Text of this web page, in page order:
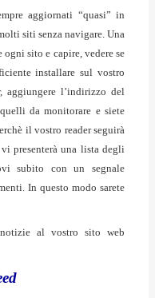
aggiornati “quasi” in
siti senza navigare. Una
sito e capire, vedere se
installare sul vostro
aggiungere l’indirizzo del
da monitorare e siete
il vostro reader seguirà
presenterà una lista degli
subito con un segnale
In questo modo sarete
al vostro sito web